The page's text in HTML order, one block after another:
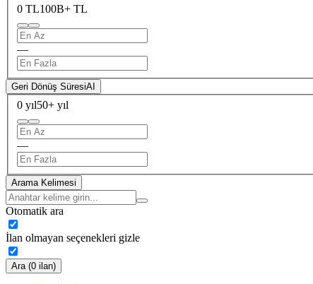
0 TL100B+ TL
—
Geri Dönüş SüresiAI
0 yıl50+ yıl
—
Arama Kelimesi
Otomatik ara
İlan olmayan seçenekleri gizle
Ara (0 ilan)